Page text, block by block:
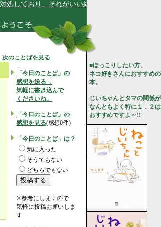
ており、それがいい結果に結びついています★
次のことばを見る
「今日のことば」の
感想を送る→
気軽に書き込んで
くださいね。
「今日のことば」の
感想を見る(感想0件)
「今日のことば」は？
気に入った
そうでもない
どちらでもない
※参考にしますので
気軽に投稿お願いしま
す
■ほっこりしたい方、
ネコ好きさんにおすすめの
本。
じいちゃんとタマの関係が
なんともよく特に１．２は
おすすめですよ～!!